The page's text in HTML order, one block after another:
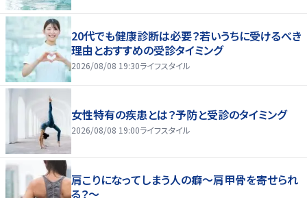
20代でも健康診断は必要？若いうちに受けるべき
理由とおすすめの受診タイミング
2026/08/08 19:30ライフスタイル
女性特有の疾患とは？予防と受診のタイミング
2026/08/08 19:00ライフスタイル
肩こりになってしまう人の癖～肩甲骨を寄せられ
る？～